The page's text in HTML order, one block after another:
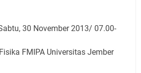
30 November 2013/ 07.00-
FMIPA Universitas Jember